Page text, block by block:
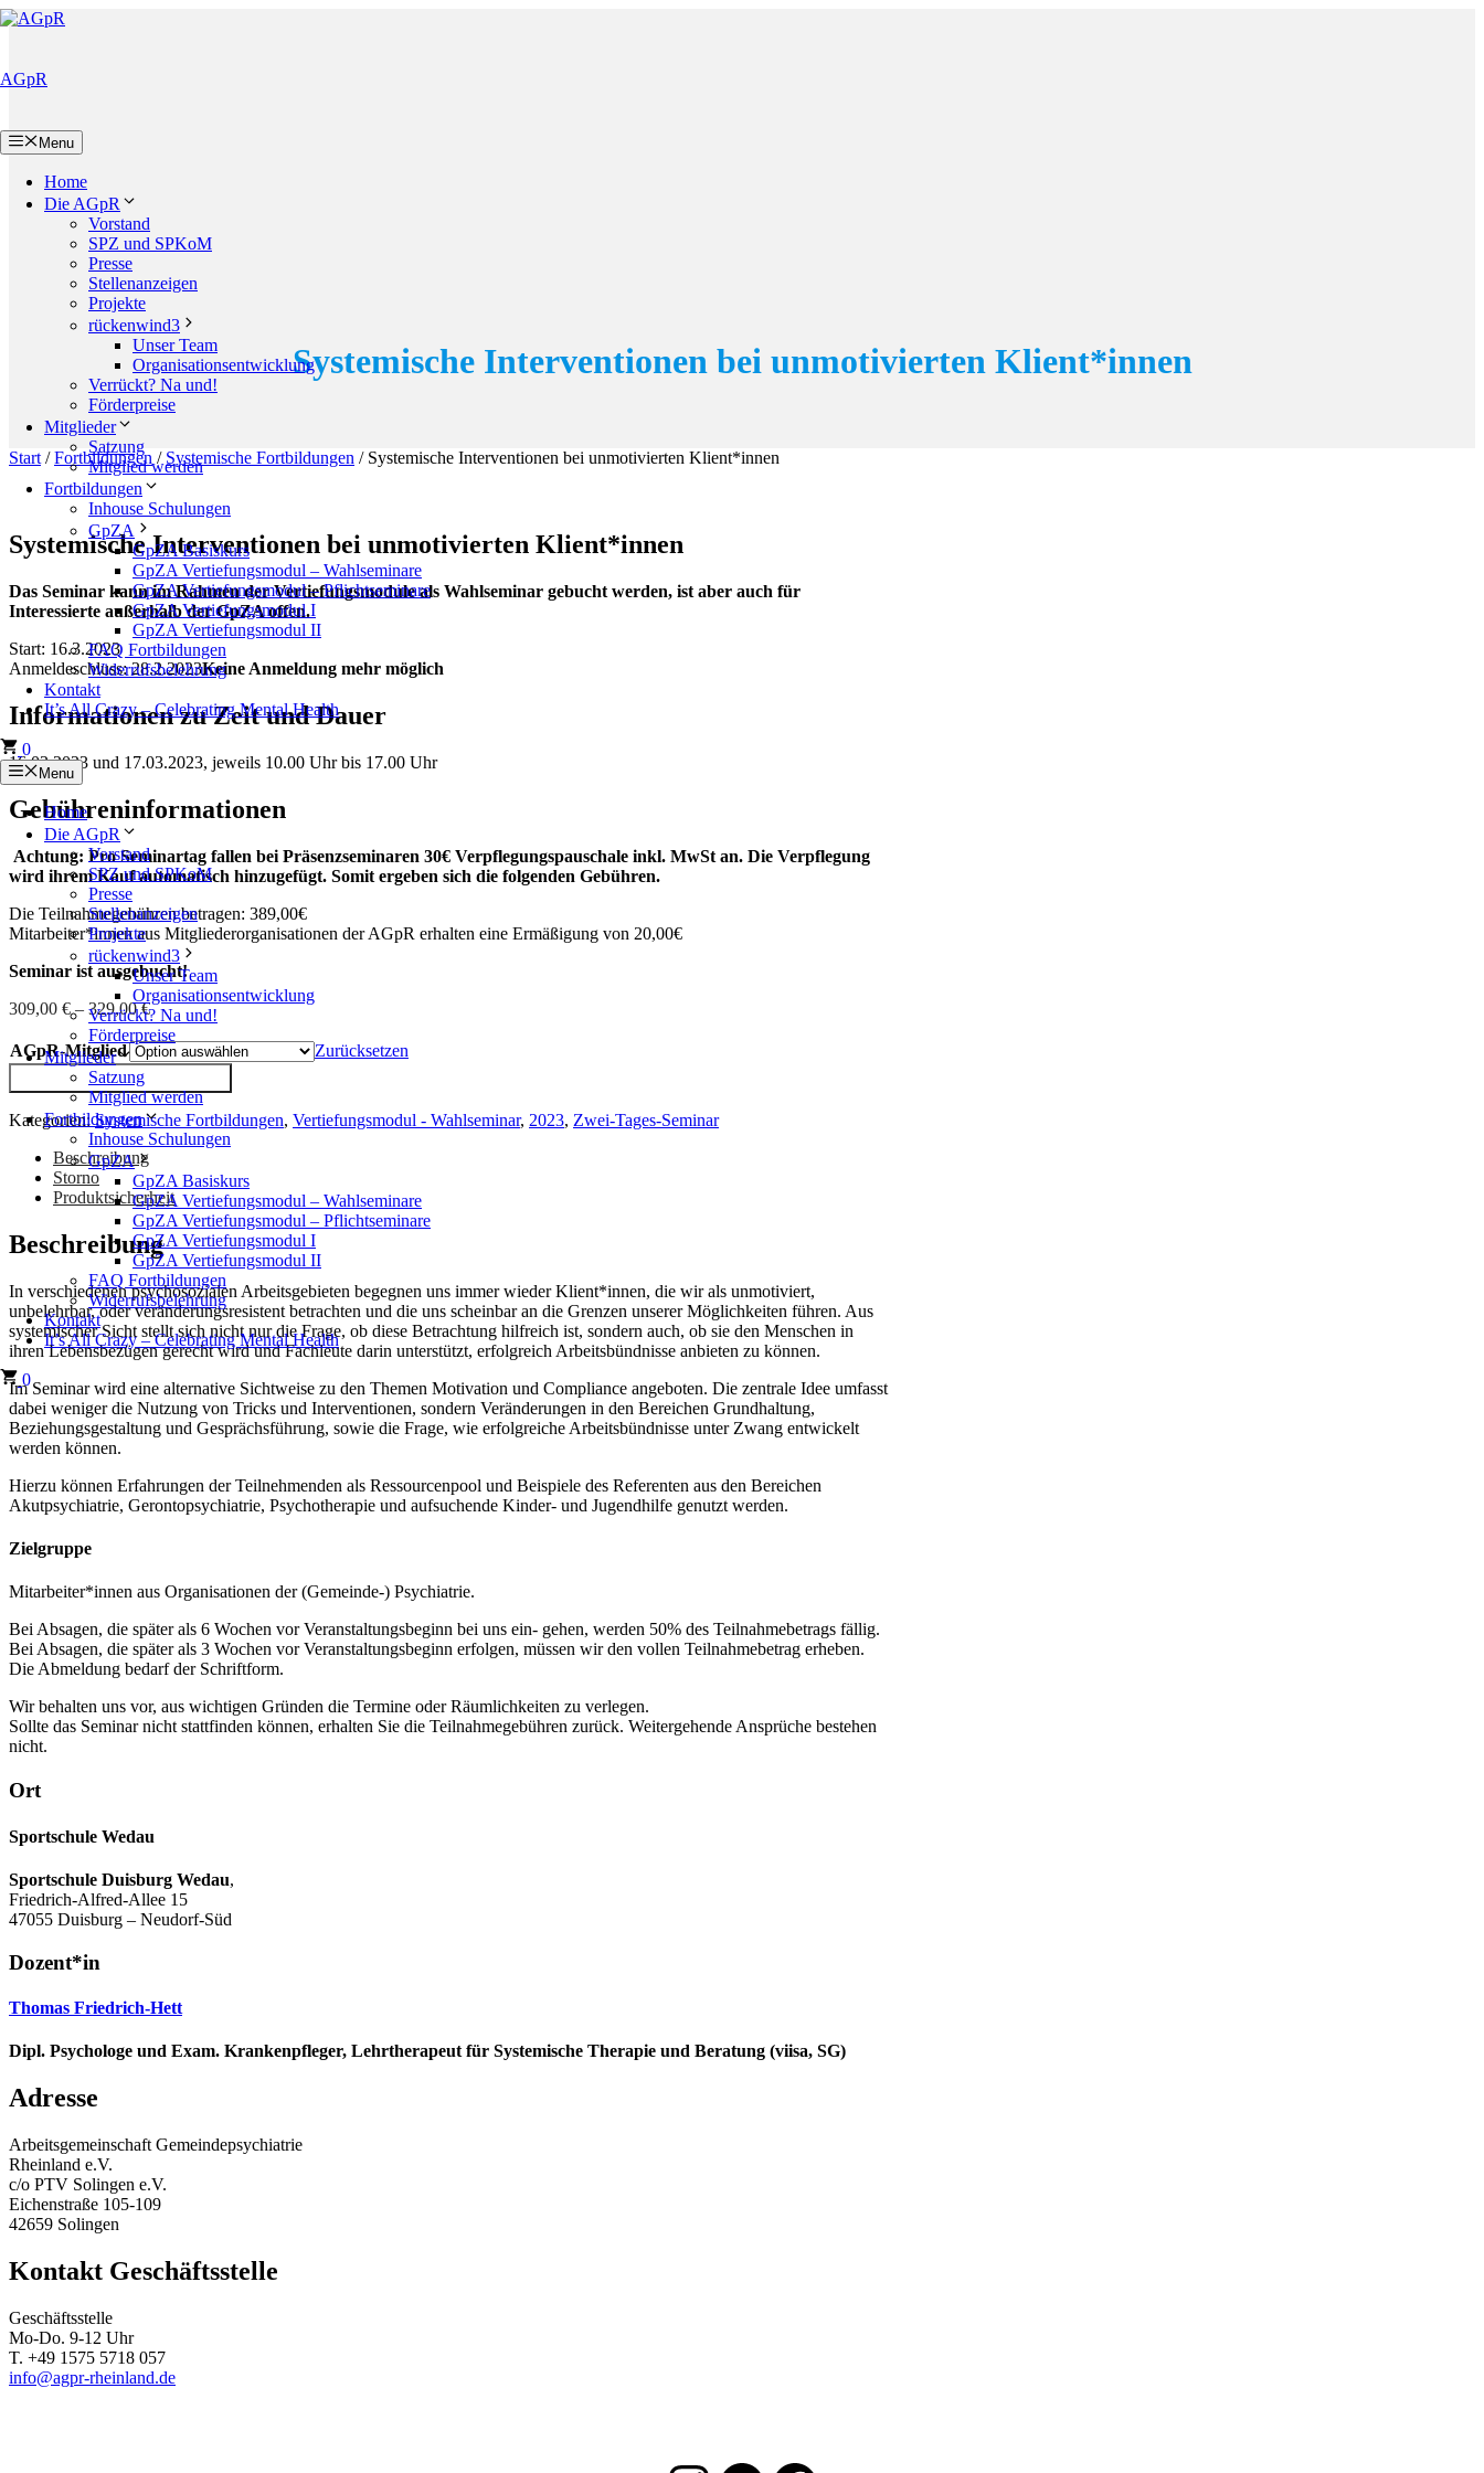
Zum
AGpR
Menu
Home
Die AGpR
Vorstand
SPZ und SPKoM
Presse
Stellenanzeigen
Projekte
rückenwind3
Unser Team
Organisationsentwicklung
Verrückt? Na und!
Förderpreise
Mitglieder
Satzung
Mitglied werden
Fortbildungen
Inhouse Schulungen
GpZA
GpZA Basiskurs
GpZA Vertiefungsmodul – Wahlseminare
GpZA Vertiefungsmodul – Pflichtseminare
GpZA Vertiefungsmodul I
GpZA Vertiefungsmodul II
FAQ Fortbildungen
Widerrufsbelehrung
Kontakt
It’s All Crazy – Celebrating Mental Health
0
Menu
Home
Die AGpR
Vorstand
SPZ und SPKoM
Presse
Stellenanzeigen
Projekte
rückenwind3
Unser Team
Organisationsentwicklung
Verrückt? Na und!
Förderpreise
Mitglieder
Satzung
Mitglied werden
Fortbildungen
Inhouse Schulungen
GpZA
GpZA Basiskurs
GpZA Vertiefungsmodul – Wahlseminare
GpZA Vertiefungsmodul – Pflichtseminare
GpZA Vertiefungsmodul I
GpZA Vertiefungsmodul II
FAQ Fortbildungen
Widerrufsbelehrung
Kontakt
It’s All Crazy – Celebrating Mental Health
0
Systemische Interventionen bei unmotivierten Klient*innen
Start/Fortbildungen / Systemische Fortbildungen / Systemische Interventionen bei unmotivierten Klient*innen
Systemische Interventionen bei unmotivierten Klient*innen
Das Seminar kann im Rahmen der Vertiefungsmodule als Wahlseminar gebucht werden, ist aber auch für
Interessierte außerhalb der GpZA offen.
Start: 16.3.2023
Anmeldeschluss:28.2.2023Keine Anmeldung mehr möglich
Informationen zu Zeit und Dauer
16.03.2023 und 17.03.2023, jeweils 10.00 Uhr bis 17.00 Uhr
Gebühreninformationen
Achtung: Pro Seminartag fallen bei Präsenzseminaren 30€ Verpflegungspauschale inkl. MwSt an. Die Verpflegung
wird ihrem Kauf automatisch hinzugefügt. Somit ergeben sich die folgenden Gebühren.
Die Teilnahmegebühren betragen: 389,00€
Mitarbeiter*innen aus Mitgliederorganisationen der AGpR erhalten eine Ermäßigung von 20,00€
Seminar ist ausgebucht!
309,00 €– 329,00€
AGpR-Mitglied
Zurücksetzen
Systemische
Interventionen
bei
unmotivierten
Klient*innen
Menge
IN DEN WARENKORB
Kategorien:Systemische Fortbildungen, Vertiefungsmodul - Wahlseminar, 2023, Zwei-Tages-Seminar
Beschreibung
Storno
Produktsicherheit
Beschreibung
In verschiedenen psychosozialen Arbeitsgebieten begegnen uns immer wieder Klient*innen, die wir als unmotiviert,
unbelehrbar, oder veränderungsresistent betrachten und die uns scheinbar an die Grenzen unserer Möglichkeiten führen. Aus
systemischer Sicht stellt sich nicht nur die Frage, ob diese Betrachtung hilfreich ist, sondern auch, ob sie den Menschen in
ihren Lebensbezügen gerecht wird und Fachleute darin unterstützt, erfolgreich Arbeitsbündnisse anbieten zu können.
Im Seminar wird eine alternative Sichtweise zu den Themen Motivation und Compliance angeboten. Die zentrale Idee umfasst
dabei weniger die Nutzung von Tricks und Interventionen, sondern Veränderungen in den Bereichen Grundhaltung,
Beziehungsgestaltung und Gesprächsführung, sowie die Frage, wie erfolgreiche Arbeitsbündnisse unter Zwang entwickelt
werden können.
Hierzu können Erfahrungen der Teilnehmenden als Ressourcenpool und Beispiele des Referenten aus den Bereichen
Akutpsychiatrie, Gerontopsychiatrie, Psychotherapie und aufsuchende Kinder- und Jugendhilfe genutzt werden.
Zielgruppe
Mitarbeiter*innen aus Organisationen der (Gemeinde-) Psychiatrie.
Bei Absagen, die später als 6 Wochen vor Veranstaltungsbeginn bei uns ein- gehen, werden 50% des Teilnahmebetrags fällig.
Bei Absagen, die später als 3 Wochen vor Veranstaltungsbeginn erfolgen, müssen wir den vollen Teilnahmebetrag erheben.
Die Abmeldung bedarf der Schriftform.
Wir behalten uns vor, aus wichtigen Gründen die Termine oder Räumlichkeiten zu verlegen.
Sollte das Seminar nicht stattfinden können, erhalten Sie die Teilnahmegebühren zurück. Weitergehende Ansprüche bestehen
nicht.
Ort
Sportschule Wedau
Sportschule Duisburg Wedau,
Friedrich-Alfred-Allee 15
47055 Duisburg – Neudorf-Süd
Dozent*in
Thomas Friedrich-Hett
Dipl. Psychologe und Exam. Krankenpfleger, Lehrtherapeut für Systemische Therapie und Beratung (viisa, SG)
Adresse
Arbeitsgemeinschaft Gemeindepsychiatrie
Rheinland e.V.
c/o PTV Solingen e.V.
Eichenstraße 105-109
42659 Solingen
Kontakt Geschäftsstelle
Geschäftsstelle
Mo-Do. 9-12 Uhr
T. +49 1575 5718 057
info@agpr-rheinland.de